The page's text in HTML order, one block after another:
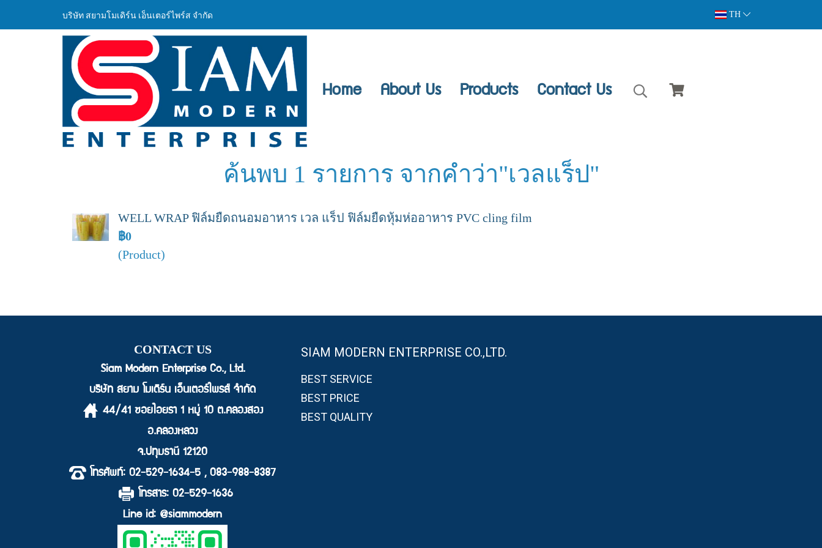
บริษัท สยามโมเดิร์น เอ็นเตอร์ไพร์ส จำกัด TH
Home About Us Products Contact Us
ค้นพบ 1 รายการ จากคำว่า"เวลแร็ป"
WELL WRAP ฟิล์มยืดถนอมอาหาร เวล แร็ป ฟิล์มยืดหุ้มห่ออาหาร PVC cling film
฿0
(Product)
CONTACT US
Siam Modern Enterprise Co., Ltd.
บริษัท สยาม โมเดิร์น เอ็นเตอร์ไพรส์ จำกัด
44/41 ซอยไอยรา 1 หมู่ 10 ต.คลองสอง
อ.คลองหลวง
จ.ปทุมธานี 12120
โทรศัพท์: 02-529-1634-5 , 083-988-8387
โทรสาร: 02-529-1636
Line id: @siammodern
SIAM MODERN ENTERPRISE CO.,LTD.
BEST SERVICE
BEST PRICE
BEST QUALITY